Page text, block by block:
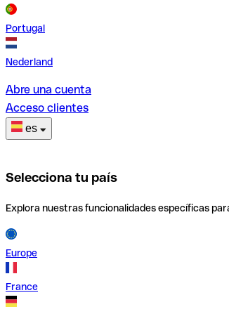
Portugal
Nederland
Abre una cuenta
Acceso clientes
es
Selecciona tu país
Explora nuestras funcionalidades específicas
Europe
France